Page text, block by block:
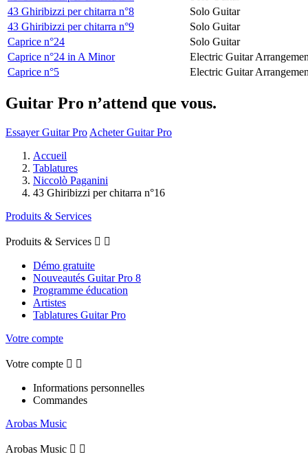
43 Ghiribizzi per chitarra n°8
Solo Guitar
43 Ghiribizzi per chitarra n°9
Solo Guitar
Caprice n°24
Solo Guitar
Caprice n°24 in A Minor
Electric Guitar
Caprice n°5
Electric Guitar
Guitar Pro n’attend que vous.
Essayer Guitar Pro Acheter Guitar Pro
Accueil
Tablatures
Niccolò Paganini
43 Ghiribizzi per chitarra n°16
Produits & Services
Produits & Services  
Démo gratuite
Nouveautés Guitar Pro 8
Programme éducation
Artistes
Tablatures Guitar Pro
Votre compte
Votre compte  
Informations personnelles
Commandes
Arobas Music
Arobas Music  